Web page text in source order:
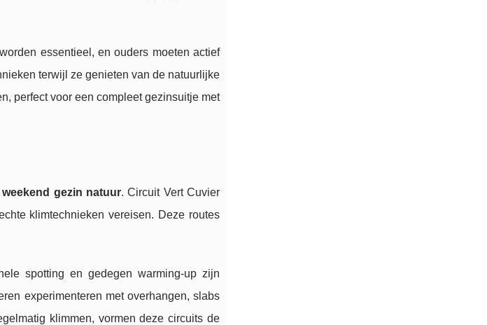
essentieel, en ouders moeten actief
terwijl ze genieten van de natuurlijke
perfect voor een compleet gezinsuitje met
gezin natuur. Circuit Vert Cuvier
klimtechnieken vereisen. Deze routes
spotting en gedegen warming-up zijn
experimenteren met overhangen, slabs
klimmen, vormen deze circuits de